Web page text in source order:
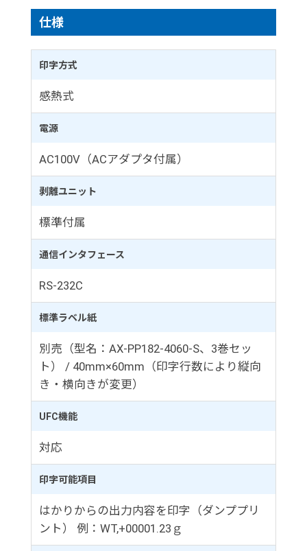
仕様
印字方式
感熱式
電源
AC100V（ACアダプタ付属）
剥離ユニット
標準付属
通信インタフェース
RS-232C
標準ラベル紙
別売（型名：AX-PP182-4060-S、3巻セッ
ト） / 40mm×60mm（印字行数により縦向
き・横向きが変更）
UFC機能
対応
印字可能項目
はかりからの出力内容を印字（ダンププリ
ント） 例：WT,+00001.23ｇ